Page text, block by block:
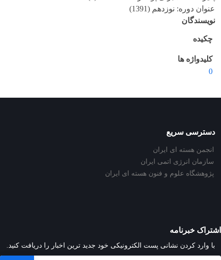
عنوان دوره: نوزدهم (1391)
نویسندگان
چکیده
کلیدواژه ها
0
دسترسی سریع
انجمن هسته ای ایران
سازمان انرژی اتمی ایران
پژوهشگاه علوم و فنون هسته ای ایران
اشتراک خبرنامه
با وارد کردن نشانی پست الکترونیکی خود جدید ترین اخبار را دریافت کنید.